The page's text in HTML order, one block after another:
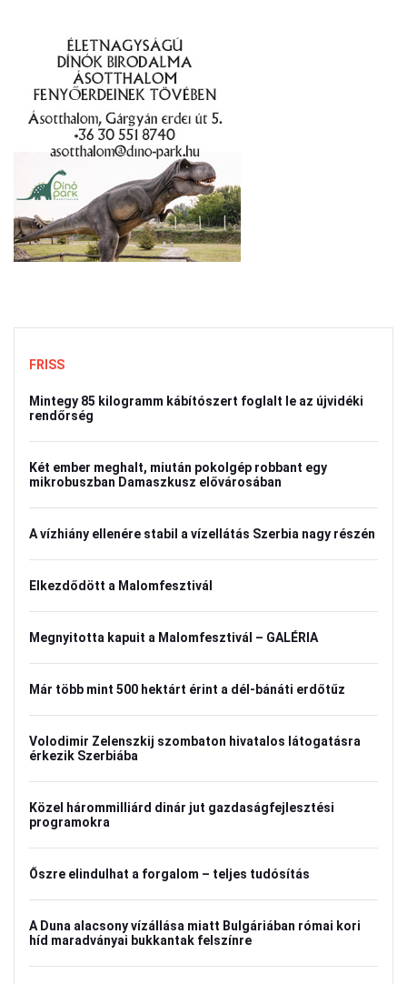
FRISS
Mintegy 85 kilogramm kábítószert foglalt le az újvidéki
rendőrség
Két ember meghalt, miután pokolgép robbant egy
mikrobuszban Damaszkusz elővárosában
A vízhiány ellenére stabil a vízellátás Szerbia nagy részén
Elkezdődött a Malomfesztivál
Megnyitotta kapuit a Malomfesztivál – GALÉRIA
Már több mint 500 hektárt érint a dél-bánáti erdőtűz
Volodimir Zelenszkij szombaton hivatalos látogatásra
érkezik Szerbiába
Közel hárommilliárd dinár jut gazdaságfejlesztési
programokra
Őszre elindulhat a forgalom – teljes tudósítás
A Duna alacsony vízállása miatt Bulgáriában római kori
híd maradványai bukkantak felszínre